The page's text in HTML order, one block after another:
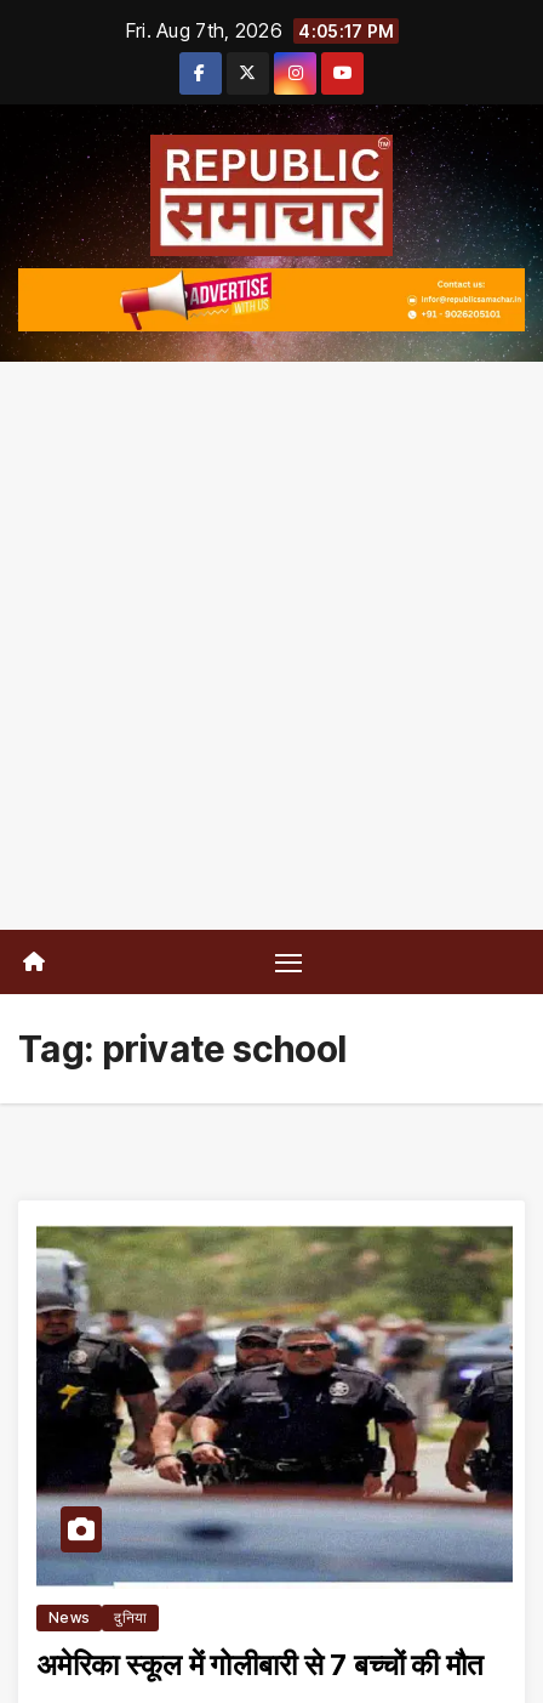
Fri. Aug 7th, 2026 4:05:18 PM
Tag: private school
News दुनिया
अमेरिका स्कूल में गोलीबारी से 7 बच्चों की मौत